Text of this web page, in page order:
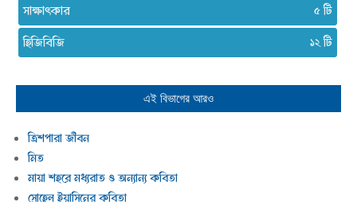
সাক্ষাৎকার
৫
হিজিবিজি
১২
এই বিভাগের আরও
ত্রিশপারা জীবন
মিত
মায়া শহরে মধ্যরাত ও অন্যান্য কবিতা
সোহেল ইয়াসিনের কবিতা